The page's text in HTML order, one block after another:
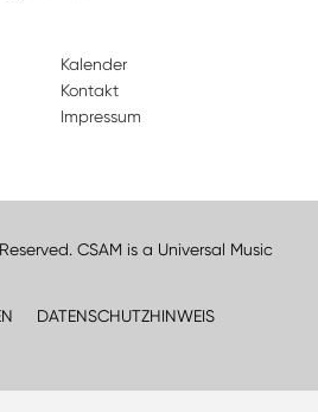
Kalender
Kontakt
Impressum
CSAM is a Universal Music
DATENSCHUTZHINWEIS